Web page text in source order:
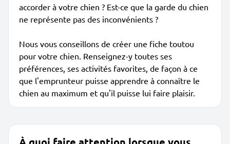
accorder à votre chien ? Est-ce que la garde du chien
ne représente pas des inconvénients ?
Nous vous conseillons de créer une fiche toutou
pour votre chien. Renseignez-y toutes ses
préférences, ses activités favorites, de façon à ce
que l'emprunteur puisse apprendre à connaître le
chien au maximum et qu'il puisse lui faire plaisir.